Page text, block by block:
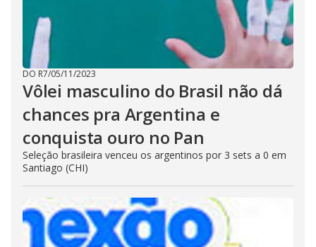
DO R7/05/11/2023
Vôlei masculino do Brasil não dá
chances pra Argentina e
conquista ouro no Pan
Seleção brasileira venceu os argentinos por 3 sets a 0 em
Santiago (CHI)